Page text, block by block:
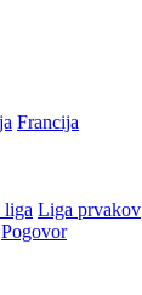
Francija
liga Liga prvakov
Pogovor